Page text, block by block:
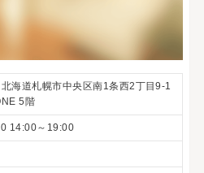
海道札幌市中央区南1条西2丁目9-1
5階
14:00～19:00